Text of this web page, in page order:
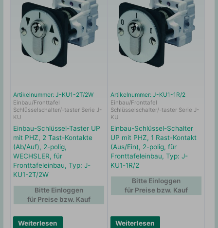
Artikelnummer: J-KU1-2T/2W
Einbau/Fronttafel
Schlüsselschalter/-taster Serie J-
KU
Einbau-Schlüssel-Taster UP
mit PHZ, 2 Tast-Kontakte
(Ab/Auf), 2-polig,
WECHSLER, für
Fronttafeleinbau, Typ: J-
KU1-2T/2W
Weiterlesen
Bitte Einloggen
für Preise bzw. Kauf
Artikelnummer: J-KU1-1R/2
Einbau/Fronttafel
Schlüsselschalter/-taster Serie J-
KU
Einbau-Schlüssel-Schalter
UP mit PHZ, 1 Rast-Kontakt
(Aus/Ein), 2-polig, für
Fronttafeleinbau, Typ: J-
KU1-1R/2
Weiterlesen
Bitte Einloggen
für Preise bzw. Kauf